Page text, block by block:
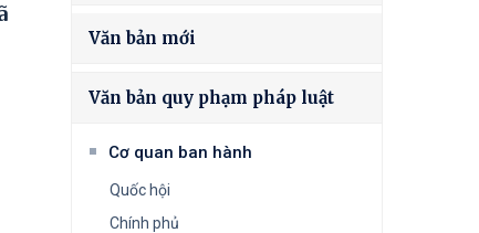
Văn bản mới
Văn bản quy phạm pháp luật
Cơ quan ban hành
Quốc hội
Chính phủ